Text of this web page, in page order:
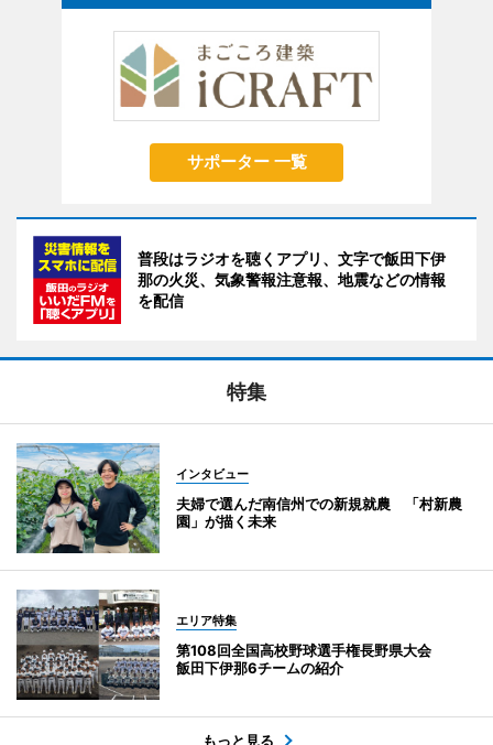
サポーター 一覧
普段はラジオを聴くアプリ、文字で飯田下伊
那の火災、気象警報注意報、地震などの情報
を配信
特集
インタビュー
夫婦で選んだ南信州での新規就農 「村新農
園」が描く未来
エリア特集
第108回全国高校野球選手権長野県大会
飯田下伊那6チームの紹介
もっと見る